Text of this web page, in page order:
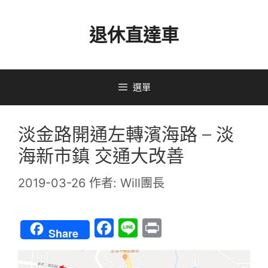
退休直達車
選單
淡金路開通左轉濱海路 – 淡
海新市鎮 交通大改善
2019-03-26 作者: Will團長
Share
F
a
Li
n
in